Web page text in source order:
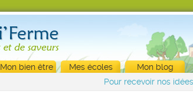
Mon bien être Mes écoles
Mon blog
Pour recevoir nos